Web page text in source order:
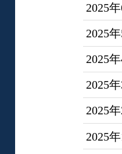
2025年
2025年
2025年
2025年
2025年
2025